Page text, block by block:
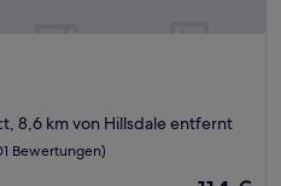
8,6 km von Hillsdale entfernt
Bewertungen)